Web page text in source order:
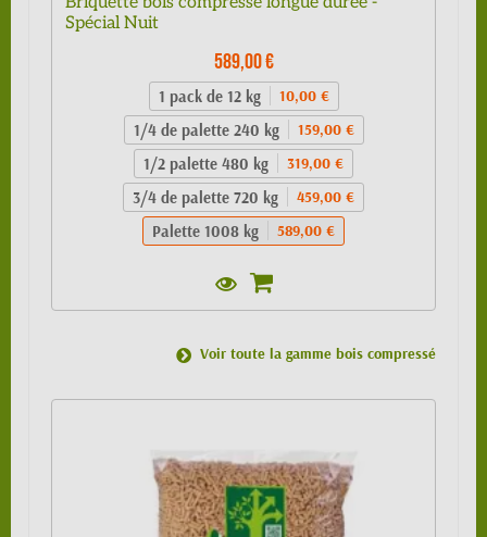
Spécial Nuit
589,00 €
1 pack de 12 kg 10,00 €
1/4 de palette 240 kg 159,00 €
1/2 palette 480 kg 319,00 €
3/4 de palette 720 kg 459,00 €
Palette 1008 kg 589,00 €
Voir toute la gamme bois compressé